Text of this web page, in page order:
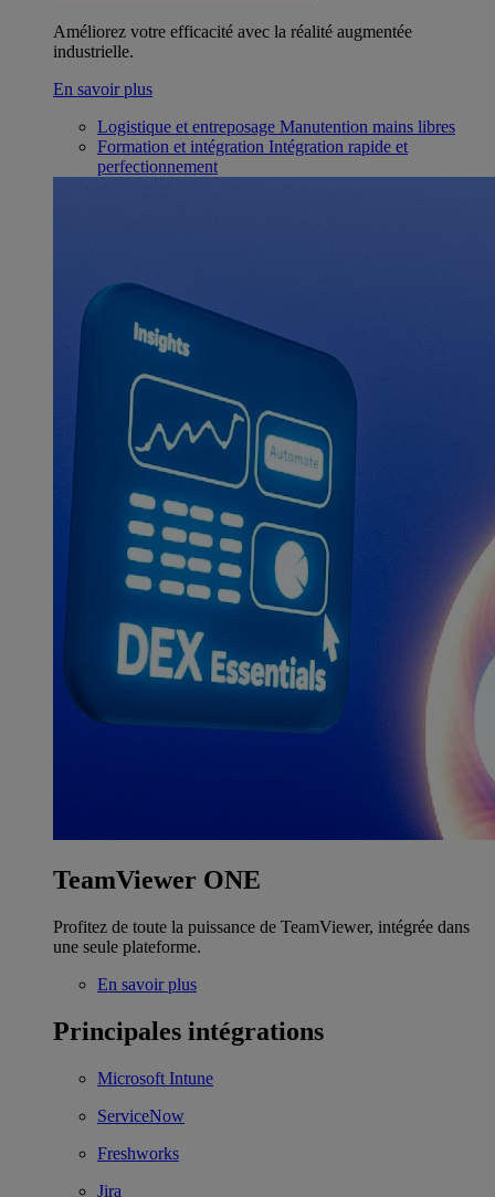
Améliorez votre efficacité avec la réalité augmentée
industrielle.
En savoir plus
Logistique et entreposage Manutention mains libres
Formation et intégration Intégration rapide et
perfectionnement
TeamViewer ONE
Profitez de toute la puissance de TeamViewer, intégrée dans
une seule plateforme.
En savoir plus
Principales intégrations
Microsoft Intune
ServiceNow
Freshworks
Jira